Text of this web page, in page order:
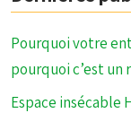
Pourquoi votre
pourquoi c’est
Espace insécable